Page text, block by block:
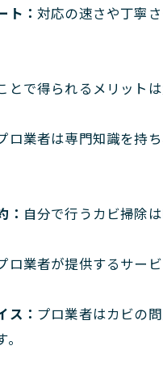
ト： 対応の速さや丁寧
とで得られるメリットは
ロ業者は専門知識を持
： 自分で行うカビ掃除
ロ業者が提供するサー
ス： プロ業者はカビの